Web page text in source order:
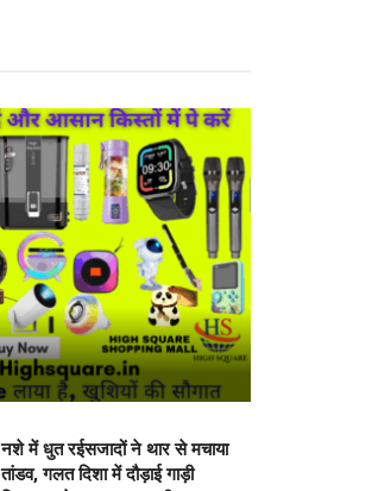
नशे में धुत रईसजादों ने थार से मचाया
तांडव, गलत दिशा में दौड़ाई गाड़ी